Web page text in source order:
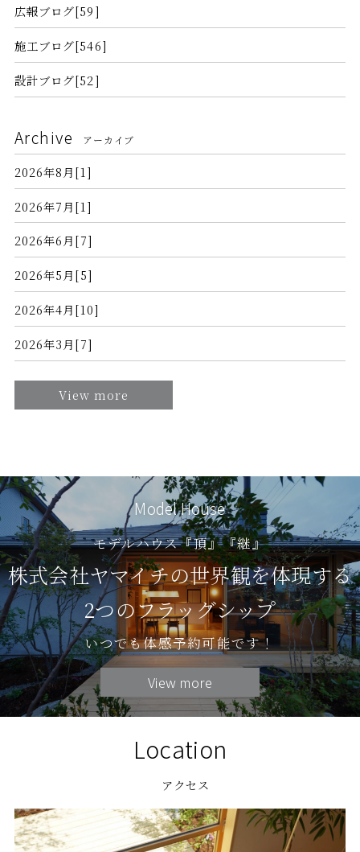
広報ブログ[59]
施工ブログ[546]
設計ブログ[52]
Archive アーカイブ
2026年8月[1]
2026年7月[1]
2026年6月[7]
2026年5月[5]
2026年4月[10]
2026年3月[7]
View more
Model House
モデルハウス『頂』『継』
株式会社ヤマイチの世界観を体現する
2つのフラッグシップ
いつでも体感予約可能です！
View more
Location
アクセス